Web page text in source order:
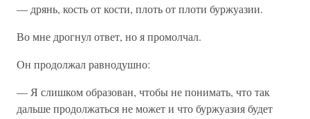
— дрянь, кость от кости, плоть от плоти буржуазии.
Во мне дрогнул ответ, но я промолчал.
Он продолжал равнодушно:
— Я слишком образован, чтобы не понимать, что так
дальше продолжаться не может и что буржуазия будет